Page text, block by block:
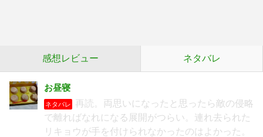
感想レビュー ネタバレ
お昼寝
ネタバレ
再読。両思いになったと思ったら敵の侵略
で離ればなれになる展開がつらい。連れ去られた
リキョウが手を付けられなかったのはよかった。